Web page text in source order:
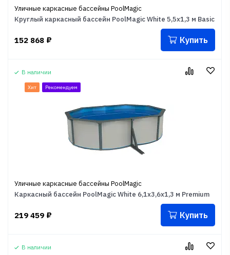
Уличные каркасные бассейны PoolMagic
Круглый каркасный бассейн PoolMagic White 5,5x1,3 м Basic
152 868 ₽ Купить
В наличии
Хит Рекомендуем
Уличные каркасные бассейны PoolMagic
Каркасный бассейн PoolMagic White 6,1x3,6x1,3 м Premium
219 459 ₽ Купить
В наличии